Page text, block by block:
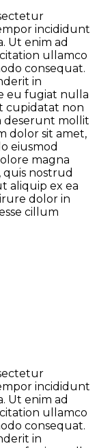
incididunt
Ut enim ad
ullamco
consequat.
in
eu fugiat nulla
cupidatat non
deserunt mollit
dolor sit amet,
eiusmod
magna
quis nostrud
aliquip ex ea
dolor in
cillum
incididunt
Ut enim ad
ullamco
consequat.
in